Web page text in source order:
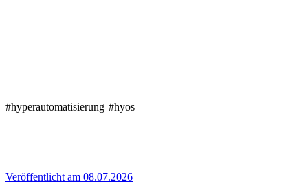
#hyperautomatisierung #hyos
Veröffentlicht am 08.07.2026